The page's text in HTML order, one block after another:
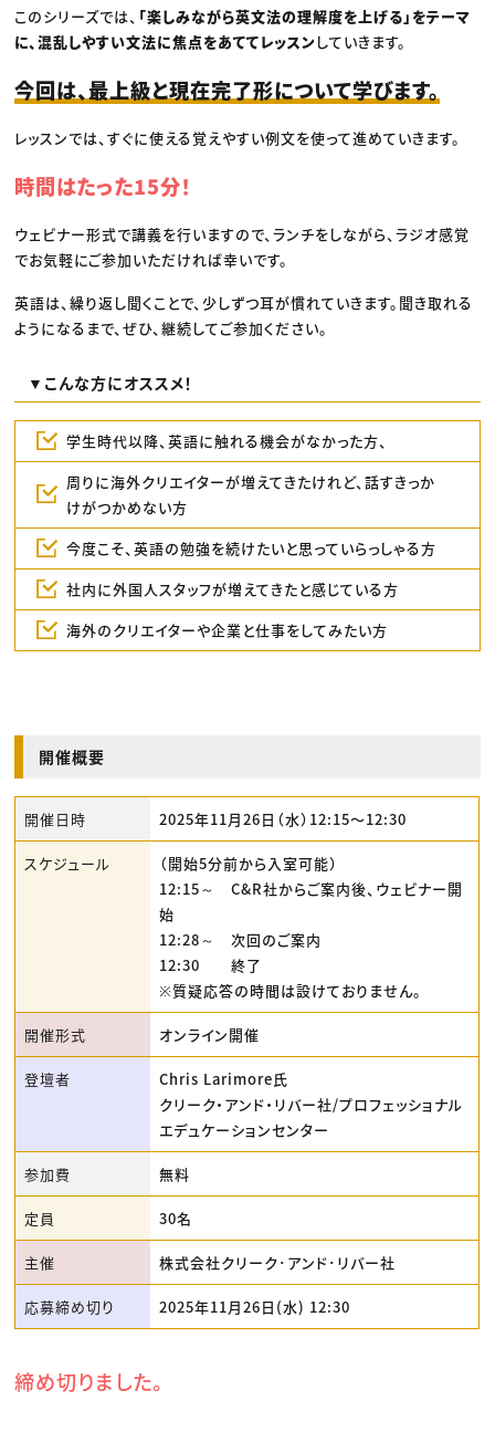
プロフェッショナル×つながる×メディア
このシリーズでは、 「楽しみながら英文法の理解度を上げる」をテーマ
に、混乱しやすい文法に焦点をあててレッスンしていきます。
今回は、最上級と現在完了形について学びます。
レッスンでは、すぐに使える覚えやすい例文を使って進めていきます。
時間はたった15分！
ウェビナー形式で講義を行いますので、ランチをしながら、ラジオ感覚
でお気軽にご参加いただければ幸いです。
英語は、繰り返し聞くことで、少しずつ耳が慣れていきます。聞き取れる
ようになるまで、ぜひ、継続してご参加ください。
▼こんな方にオススメ！
学生時代以降、英語に触れる機会がなかった方、
周りに海外クリエイターが増えてきたけれど、話すきっか
けがつかめない方
今度こそ、英語の勉強を続けたいと思っていらっしゃる方
社内に外国人スタッフが増えてきたと感じている方
海外のクリエイターや企業と仕事をしてみたい方
開催概要
開催日時 2025年11月26日（水）12:15〜12:30
スケジュール
（開始5分前から入室可能）
12:15～ C&R社からご案内後、ウェビナー開
始
12:28～ 次回のご案内
12:30 終了
※質疑応答の時間は設けておりません。
開催形式 オンライン開催
登壇者
Chris Larimore氏
クリーク・アンド・リバー社/プロフェッショナル
エデュケーションセンター
参加費 無料
定員 30名
主催 株式会社クリーク･アンド･リバー社
応募締め切り 2025年11月26日(水) 12:30
締め切りました。